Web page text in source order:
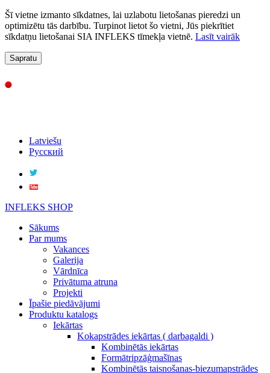
Šī vietne izmanto sīkdatnes, lai uzlabotu lietošanas pieredzi un
optimizētu tās darbību. Turpinot lietot šo vietni, Jūs piekrītiet
sīkdatņu lietošanai SIA INFLEKS tīmekļa vietnē. Lasīt vairāk
Sapratu
Latviešu
Русский
INFLEKS SHOP
Sākums
Par mums
Vakances
Galerija
Vārdnīca
Privātuma atruna
Projekti
Īpašie piedāvājumi
Produktu katalogs
Iekārtas
Kokapstrādes iekārtas ( darbagaldi )
Kombinētās iekārtas
Formātripzāģmašīnas
Kombinētās taisnošanas-biezumapstrādes